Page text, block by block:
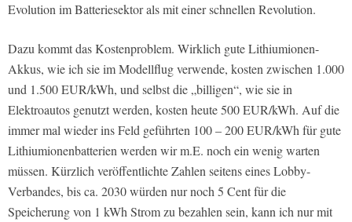
Evolution im Batteriesektor als mit einer schnellen Revolution.
Dazu kommt das Kostenproblem. Wirklich gute Lithiumionen-
Akkus, wie ich sie im Modellflug verwende, kosten zwischen 1.000
und 1.500 EUR/kWh, und selbst die „billigen“, wie sie in
Elektroautos genutzt werden, kosten heute 500 EUR/kWh. Auf die
immer mal wieder ins Feld geführten 100 – 200 EUR/kWh für gute
Lithiumionenbatterien werden wir m.E. noch ein wenig warten
müssen. Kürzlich veröffentlichte Zahlen seitens eines Lobby-
Verbandes, bis ca. 2030 würden nur noch 5 Cent für die
Speicherung von 1 kWh Strom zu bezahlen sein, kann ich nur mit